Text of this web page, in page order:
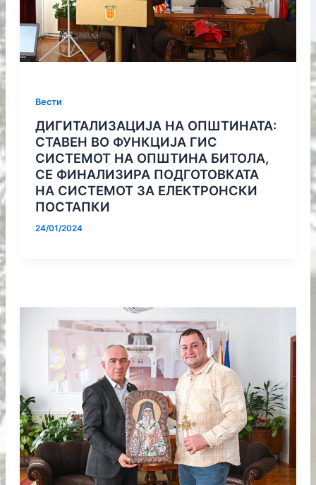
Вести
ДИГИТАЛИЗАЦИЈА НА ОПШТИНАТА:
СТАВЕН ВО ФУНКЦИЈА ГИС
СИСТЕМОТ НА ОПШТИНА БИТОЛА,
СЕ ФИНАЛИЗИРА ПОДГОТОВКАТА
НА СИСТЕМОТ ЗА ЕЛЕКТРОНСКИ
ПОСТАПКИ
24/01/2024